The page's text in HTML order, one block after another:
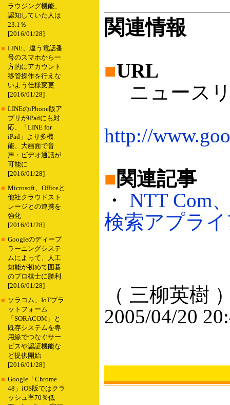
ラウジング機能、
認知していた人は
23.1％
[2016/01/28]
■ LINE、違う電話番
号のスマホから一
方的にアカウント
移管操作を行えな
いよう仕様変更
[2016/01/28]
■ LINEのiPhone版ア
プリがiPadにも対
応、「LINE for
iPad」より多機
能、大画面で音
声・ビデオ通話が
可能に
[2016/01/28]
■ Microsoft、Officeと
他社クラウドスト
レージとの連携を
強化
[2016/01/28]
■ Googleのディープ
ラーニングシステ
ムによって、人工
知能が初めて囲碁
のプロ棋士に勝利
[2016/01/28]
■ ソラコム、IoTプラ
ットフォーム
「SORACOM」と
既存システムを専
用線でつなぐサー
ビスや認証機能な
ど提供開始
[2016/01/28]
■ Google「Chrome
48」iOS版ではクラ
ッシュ率70％低
関連情報
■URL
ニュース
http://
■関連記事
・ NTT Com
検索アプラ
（ 三柳英樹
2005/04/20